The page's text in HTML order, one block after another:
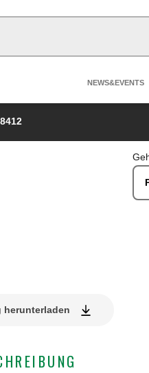
NEWS&EVENTS
herunterladen